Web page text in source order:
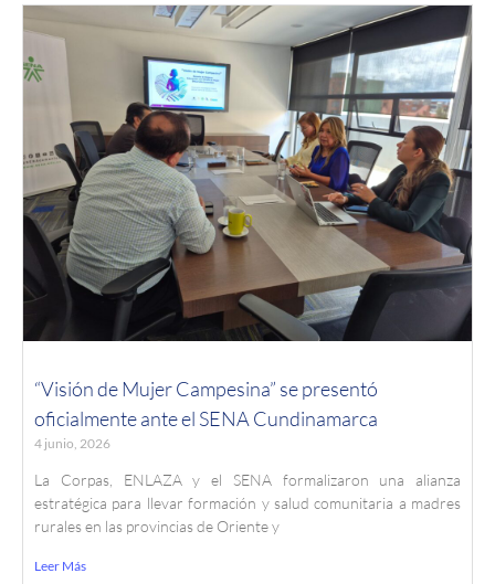
“Visión de Mujer Campesina” se presentó
oficialmente ante el SENA Cundinamarca
4 junio, 2026
La Corpas, ENLAZA y el SENA formalizaron una alianza
estratégica para llevar formación y salud comunitaria a madres
rurales en las provincias de Oriente y
Leer Más